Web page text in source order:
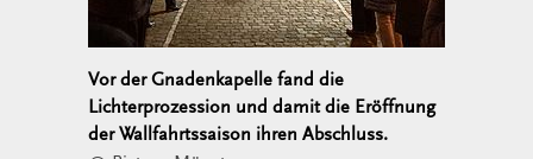
Vor der Gnadenkapelle fand die
Lichterprozession und damit die Eröffnung
der Wallfahrtssaison ihren Abschluss.